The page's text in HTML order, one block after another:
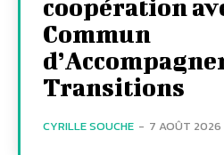
coopération
Commun
Transitions
CYRILLE SOUCHE - 7 AOÛT 2026